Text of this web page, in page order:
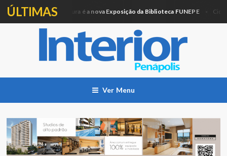
ÚLTIMAS
Artesanato e Pintura é a nova Exposição da Biblioteca FUNEPE Cidade
Ver Menu